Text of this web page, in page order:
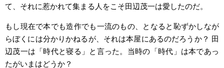
て、それに惹かれて集まる人をこそ田辺茂一は愛したのだ。
もし現在で本でも造作でも一流のもの、となると恥ずかしなが
らぼくには分かりかねるが、それは本屋にあるのだろうか？ 田
辺茂一は「時代と寝る」と言った。当時の「時代」は本であっ
たがいまはどうか？